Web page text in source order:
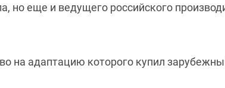
но еще и ведущего российского
на адаптацию которого купил